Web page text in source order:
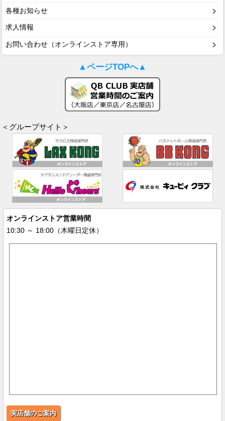
各種お知らせ
求人情報
お問い合わせ（オンラインストア専用）
▲ページTOPへ▲
＜グループサイト＞
オンラインストア営業時間
10:30 ～ 18:00（木曜日定休）
実店舗のご案内